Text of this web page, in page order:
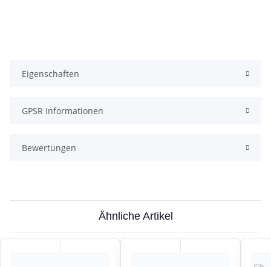
Eigenschaften
GPSR Informationen
Bewertungen
Ähnliche Artikel